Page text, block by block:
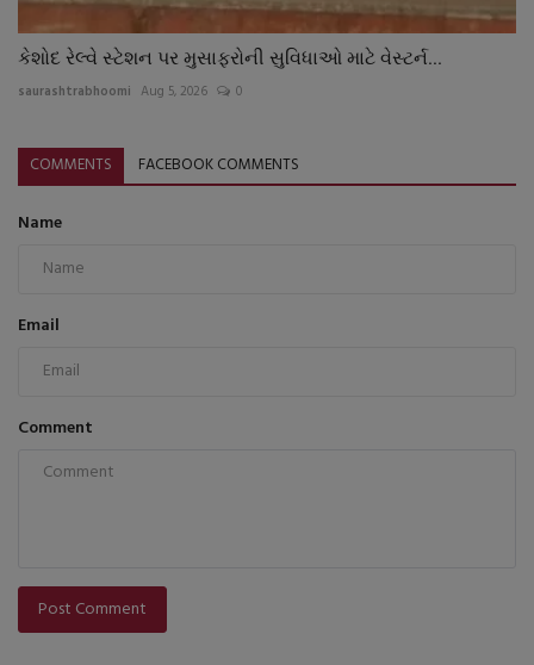
કેશોદ રેલ્વે સ્ટેશન પર મુસાફરોની સુવિધાઓ માટે વેસ્ટર્ન...
saurashtrabhoomi Aug 5, 2026 0
COMMENTS FACEBOOK COMMENTS
Name
Email
Comment
Post Comment